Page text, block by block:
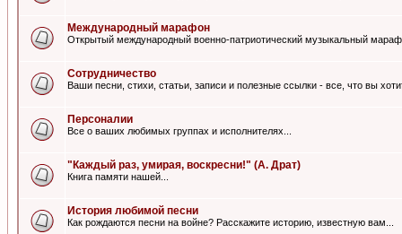
Международный марафон
Открытый международный военно-патриотический музыкальный
Сотрудничество
Ваши песни, стихи, статьи, записи и полезные ссылки - все, что вы
Персоналии
Все о ваших любимых группах и исполнителях...
"Каждый раз, умирая, воскресни!" (А. Драт)
Книга памяти нашей...
История любимой песни
Как рождаются песни на войне? Расскажите историю, известную вам...